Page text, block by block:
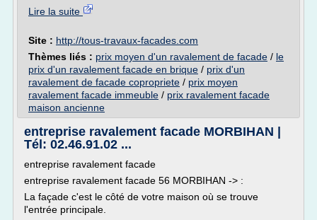
Lire la suite
Site : http://tous-travaux-facades.com
Thèmes liés : prix moyen d'un ravalement de facade / le
prix d'un ravalement facade en brique / prix d'un
ravalement de facade copropriete / prix moyen
ravalement facade immeuble / prix ravalement facade
maison ancienne
entreprise ravalement facade MORBIHAN |
Tél: 02.46.91.02 ...
entreprise ravalement facade
entreprise ravalement facade 56 MORBIHAN -> :
La façade c'est le côté de votre maison où se trouve
l'entrée principale.